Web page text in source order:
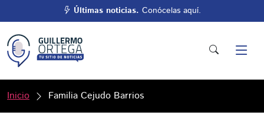
Últimas noticias. Conócelas aquí.
Inicio Familia Cejudo Barrios